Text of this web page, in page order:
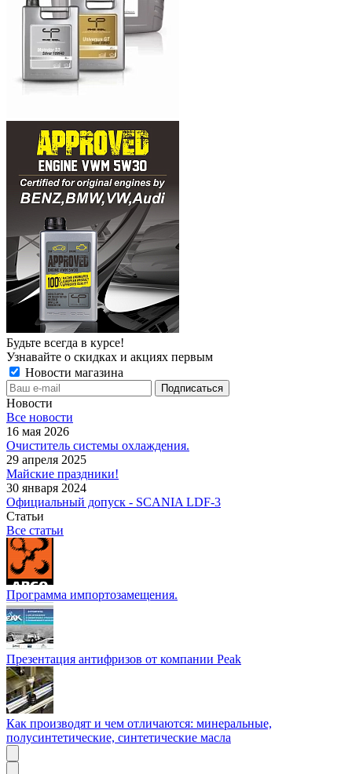
Будьте всегда в курсе!
Узнавайте о скидках и акциях первым
Новости магазина
Новости
Все новости
16 мая 2026
Очиститель системы охлаждения.
29 апреля 2025
Майские праздники!
30 января 2024
Официальный допуск - SCANIA LDF-3
Статьи
Все статьи
Программа импортозамещения.
Презентация антифризов от компании Peak
Как производят и чем отличаются: минеральные,
полусинтетические, синтетические масла